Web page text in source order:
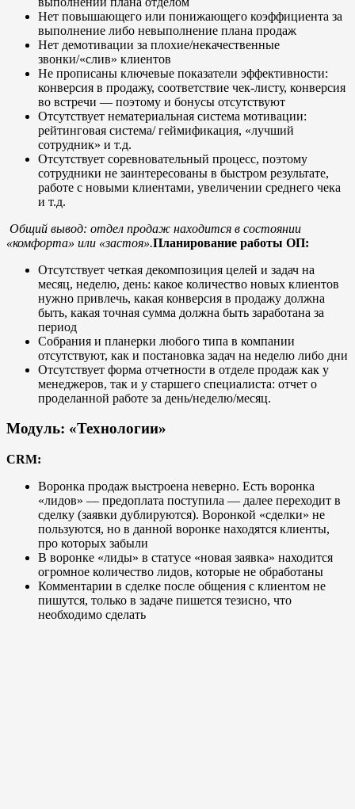
Нет повышающего или понижающего коэффициента за
выполнение либо невыполнение плана продаж
Нет демотивации за плохие/некачественные
звонки/«слив» клиентов
Не прописаны ключевые показатели эффективности:
конверсия в продажу, соответствие чек-листу, конверсия
во встречи — поэтому и бонусы отсутствуют
Отсутствует нематериальная система мотивации:
рейтинговая система/ геймификация, «лучший
сотрудник» и т.д.
Отсутствует соревновательный процесс, поэтому
сотрудники не заинтересованы в быстром результате,
работе с новыми клиентами, увеличении среднего чека
и т.д.
Общий вывод: отдел продаж находится в состоянии
«комфорта» или «застоя».Планирование работы ОП:
Отсутствует четкая декомпозиция целей и задач на
месяц, неделю, день: какое количество новых клиентов
нужно привлечь, какая конверсия в продажу должна
быть, какая точная сумма должна быть заработана за
период
Собрания и планерки любого типа в компании
отсутствуют, как и постановка задач на неделю либо дни
Отсутствует форма отчетности в отделе продаж как у
менеджеров, так и у старшего специалиста: отчет о
проделанной работе за день/неделю/месяц.
Модуль: «Технологии»
CRM:
Воронка продаж выстроена неверно. Есть воронка
«лидов» — предоплата поступила — далее переходит в
сделку (заявки дублируются). Воронкой «сделки» не
пользуются, но в данной воронке находятся клиенты,
про которых забыли
В воронке «лиды» в статусе «новая заявка» находится
огромное количество лидов, которые не обработаны
Комментарии в сделке после общения с клиентом не
пишутся, только в задаче пишется тезисно, что
необходимо сделать